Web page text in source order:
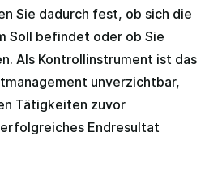
Sie dadurch fest, ob sich die
Soll befindet oder ob Sie
Als Kontrollinstrument ist das
unverzichtbar,
Tätigkeiten zuvor
Endresultat